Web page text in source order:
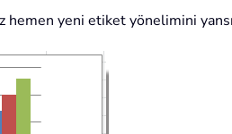
hemen yeni etiket yönelimini